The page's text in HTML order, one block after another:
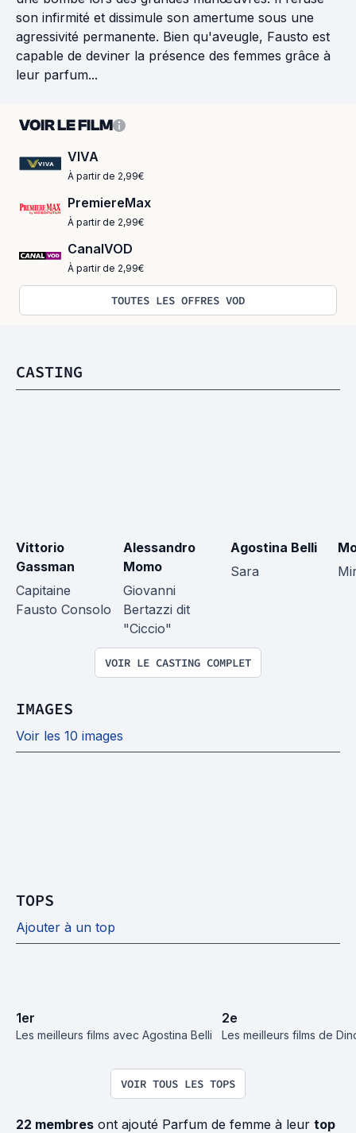
son infirmité et dissimule son amertume sous une
agressivité permanente. Bien qu'aveugle, Fausto est
capable de deviner la présence des femmes grâce à
leur parfum...
VOIR LE FILM
VIVA
À partir de 2,99€
PremiereMax
À partir de 2,99€
CanalVOD
À partir de 2,99€
TOUTES LES OFFRES VOD
CASTING
Vittorio
Gassman
Capitaine
Fausto Consolo
Alessandro
Momo
Giovanni
Bertazzi dit
"Ciccio"
Agostina Belli
Sara
VOIR LE CASTING COMPLET
IMAGES
Voir les 10 images
TOPS
Ajouter à un top
1er
Les meilleurs films avec Agostina Belli
2e
Les meilleurs films de
VOIR TOUS LES TOPS
22 membres ont ajouté Parfum de femme à leur top